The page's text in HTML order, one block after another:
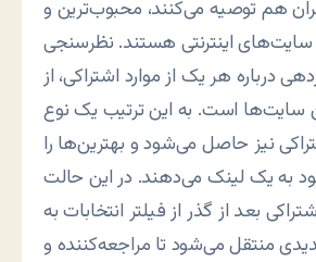
هم توصیه می‌کنند، محبوب‌ترین و
سایت‌های اینترنتی هستند. نظرسنجی
درباره هر یک از موارد اشتراکی، از
سایت‌ها است. به این ترتیب یک نوع
نیز حاصل می‌شود و بهترین‌ها را
خود به یک لینک می‌دهند. در این حالت
بعد از گذر از فیلتر انتخابات به
منتقل می‌شود تا مراجعه‌کننده و